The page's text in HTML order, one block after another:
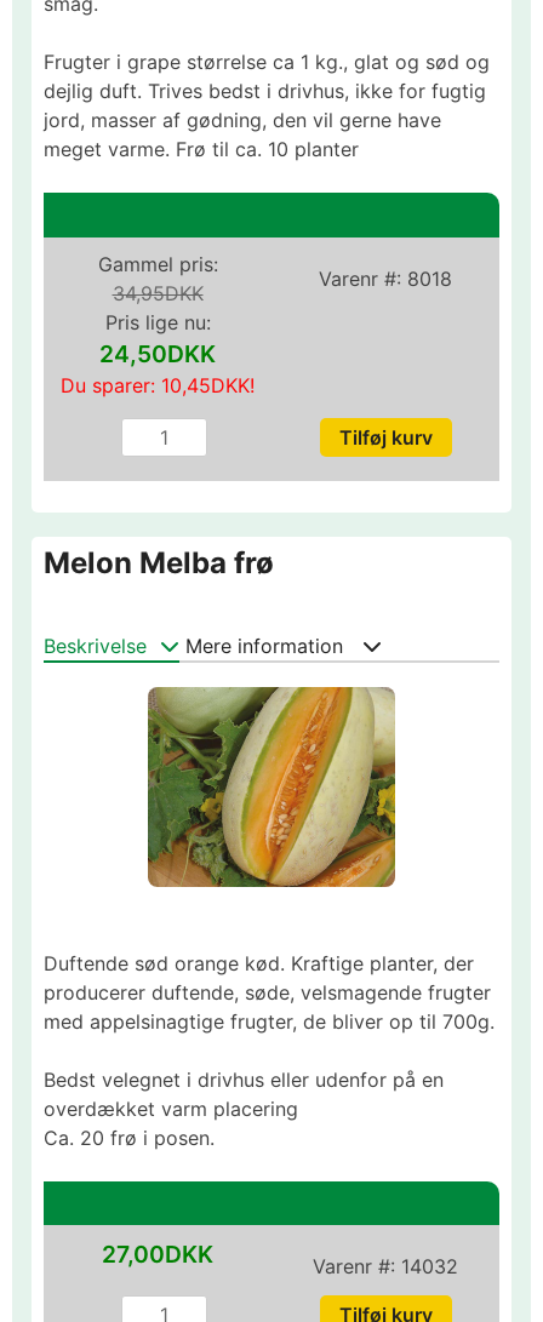
Frugter i grape størrelse ca 1 kg., glat og sød og
dejlig duft. Trives bedst i drivhus, ikke for fugtig
jord, masser af gødning, den vil gerne have
meget varme. Frø til ca. 10 planter
Varenr #: 8018
Gammel pris:
34,95DKK
Pris lige nu:
24,50DKK
Du sparer: 10,45DKK!
Melon Melba frø
Beskrivelse Mere information
Duftende sød orange kød. Kraftige planter, der
producerer duftende, søde, velsmagende frugter
med appelsinagtige frugter, de bliver op til 700g.
Bedst velegnet i drivhus eller udenfor på en
overdækket varm placering
Ca. 20 frø i posen.
Varenr #: 14032
27,00DKK